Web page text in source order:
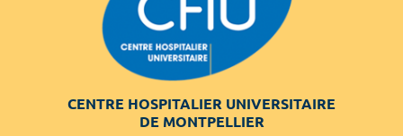
CENTRE HOSPITALIER UNIVERSITAIRE
DE MONTPELLIER